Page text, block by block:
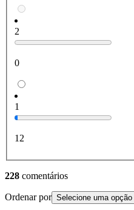
2
0
1
12
228 comentários
Ordenar por Selecione uma opção